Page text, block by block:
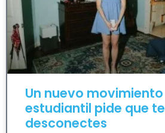
Un nuevo movimiento
estudiantil pide que te
desconectes